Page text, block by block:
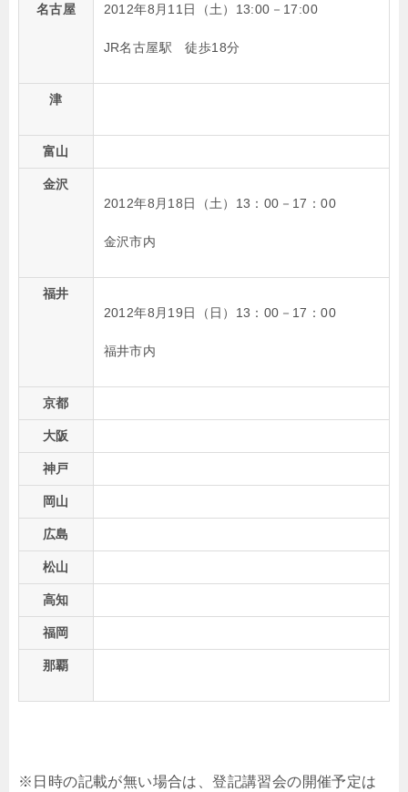
名古屋 2012年8月11日（土）13:00－17:00
JR名古屋駅 徒歩18分
津
富山
金沢
2012年8月18日（土）13：00－17：00
金沢市内
福井
2012年8月19日（日）13：00－17：00
福井市内
京都
大阪
神戸
岡山
広島
松山
高知
福岡
那覇
※日時の記載が無い場合は、登記講習会の開催予定は